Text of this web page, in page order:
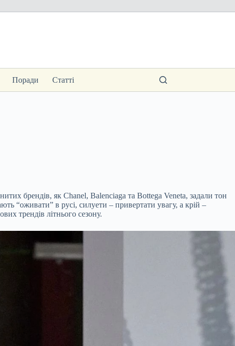
Поради Статті
брендів, як Chanel, Balenciaga та Bottega Veneta, задали тон
“оживати” в русі, силуети – привертати увагу, а крій –
трендів літнього сезону.